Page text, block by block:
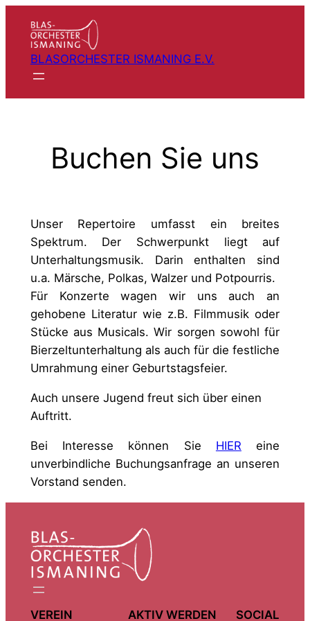
Inhalt
springen
BLASORCHESTER ISMANING E.V.
Buchen Sie uns
Unser Repertoire umfasst ein breites
Spektrum. Der Schwerpunkt liegt auf
Unterhaltungsmusik. Darin enthalten sind
u.a. Märsche, Polkas, Walzer und Potpourris.
Für Konzerte wagen wir uns auch an
gehobene Literatur wie z.B. Filmmusik oder
Stücke aus Musicals. Wir sorgen sowohl für
Bierzeltunterhaltung als auch für die festliche
Umrahmung einer Geburtstagsfeier.
Auch unsere Jugend freut sich über einen
Auftritt.
Bei Interesse können Sie HIER eine
unverbindliche Buchungsanfrage an unseren
Vorstand senden.
VEREIN AKTIV WERDEN SOCIAL